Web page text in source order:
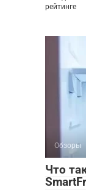
рейтинге
Обзоры
Что